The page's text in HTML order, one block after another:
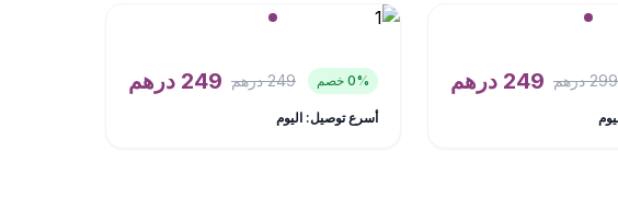
299درهم 249 درهم 0% خصم 249درهم 249 درهم
أسرع توصيل: اليوم